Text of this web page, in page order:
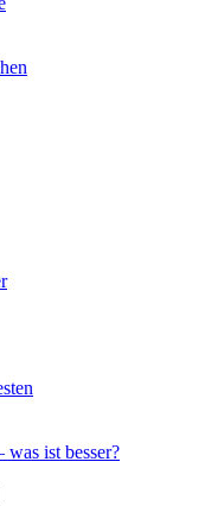
ist besser?